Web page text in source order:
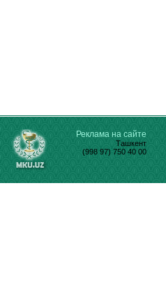
Реклама на сайте
Ташкент
(998 97) 750 40 00